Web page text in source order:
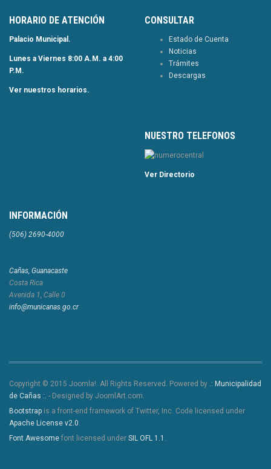
HORARIO DE ATENCIÓN
Palacio Municipal.
Lunes a Viernes 8:00 A.M. a 4:00
P.M.
Ver nuestros horarios.
CONSULTAR
Estado de Cuenta
Noticias
Trámites
Descargas
NUESTRO TELEFONOS
Ver Directorio
INFORMACIÓN
(506) 2690-4000
Cañas, Guanacaste
Costa Rica
Avenida 1, Calle 0
info@municanas.go.cr
Copyright © 2015 Joomla!. All Rights Reserved. Powered by .: Municipalidad
de Cañas :. - Designed by JoomlArt.com.
Bootstrap is a front-end framework of Twitter, Inc. Code licensed under
Apache License v2.0.
Font Awesome font licensed under SIL OFL 1.1 .